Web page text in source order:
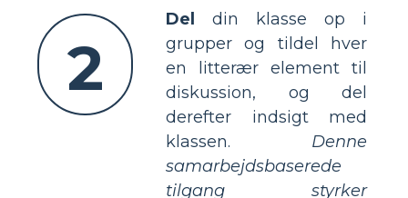
2
Del
din klasse op i
grupper og tildel hver
en litterær element til
diskussion, og del
derefter indsigt med
klassen. Denne
samarbejdsbaserede
tilgang styrker